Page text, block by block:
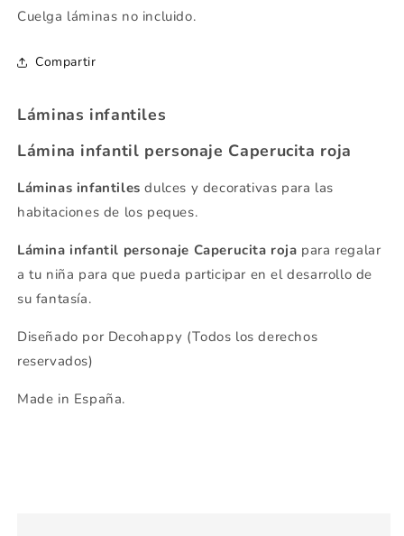
Cuelga láminas no incluido.
Compartir
Láminas infantiles
Lámina infantil personaje Caperucita roja
Láminas infantiles dulces y decorativas para las
habitaciones de los peques.
Lámina infantil personaje Caperucita roja para regalar
a tu niña para que pueda participar en el desarrollo de
su fantasía.
Diseñado por Decohappy (Todos los derechos
reservados)
Made in España.